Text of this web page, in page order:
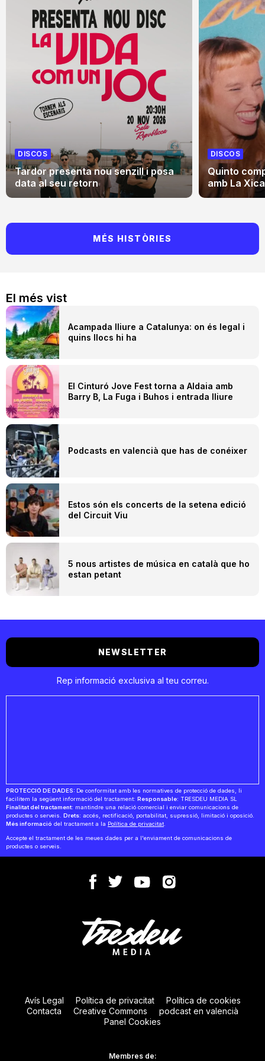
El més vist
Acampada lliure a Catalunya: on és legal i
quins llocs hi ha
El Cinturó Jove Fest torna a Aldaia amb
Barry B, La Fuga i Buhos i entrada lliure
Podcasts en valencià que has de conéixer
Estos són els concerts de la setena edició
del Circuit Viu
5 nous artistes de música en català que ho
estan petant
DISCOS
Tardor presenta nou senzill i posa
data al seu retorn
DISCOS
Quinto
amb La
MÉS HISTÒRIES
NEWSLETTER
Rep informació exclusiva al teu correu.
PROTECCIÓ DE DADES: De conformitat amb les normatives de protecció de dades, li
facilitem la següent informació del tractament: Responsable: TRESDEU MEDIA SL
Finalitat del tractament: mantindre una relació comercial i enviar comunicacions de
productes o serveis. Drets: accés, rectificació, portabilitat, supressió, limitació i oposició.
Més informació del tractament a la Política de privacitat.
Accepte el tractament de les meues dades per a l'enviament de comunicacions de
productes o serveis.
Avís Legal Política de privacitat
Política de cookies
Contacta
Creative Commons
podcast en valencià
Panel Cookies
Membres de: